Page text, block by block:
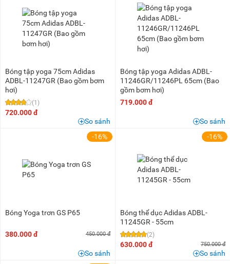
Bóng tập yoga 75cm Adidas
ADBL-11247GR (Bao gồm bơm
hơi)
(1)
720.000 đ
So sánh
Bóng tập yoga Adidas ADBL-
11246GR/11246PL 65cm (Bao
gồm bơm hơi)
719.000 đ
So sánh
-16%
Bóng Yoga trơn GS P65
380.000 đ 450.000 đ
So sánh
-16%
Bóng thể dục Adidas ADBL-
11245GR - 55cm
(2)
630.000 đ 750.000 đ
So sánh